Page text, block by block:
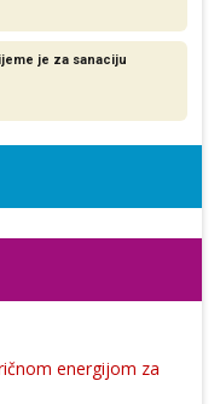
je za sanaciju
energijom za